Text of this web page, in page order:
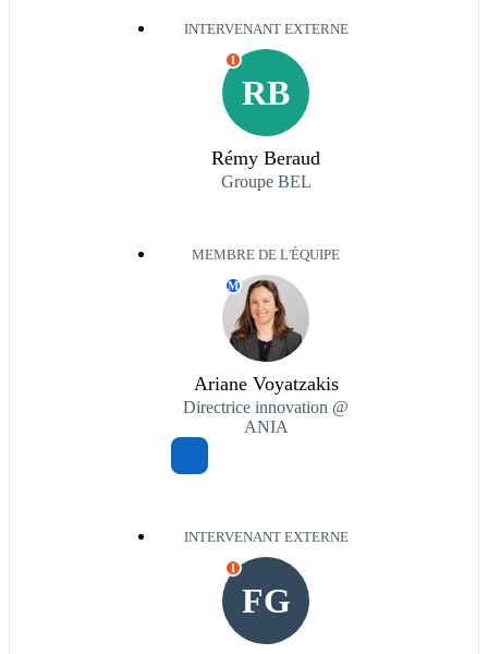
INTERVENANT EXTERNE
RB
I
Rémy Beraud
Groupe BEL
MEMBRE DE L'ÉQUIPE
M
Ariane Voyatzakis
Directrice innovation @
ANIA
INTERVENANT EXTERNE
FG
I